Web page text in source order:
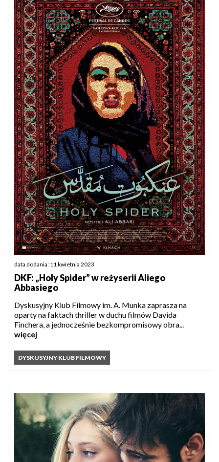
data dodania: 11 kwietnia 2023
DKF: „Holy Spider” w reżyserii Aliego
Abbasiego
Dyskusyjny Klub Filmowy im. A. Munka zaprasza na
oparty na faktach thriller w duchu filmów Davida
Finchera, a jednocześnie bezkompromisowy obra...
więcej
DYSKUSYJNY KLUB FILMOWY